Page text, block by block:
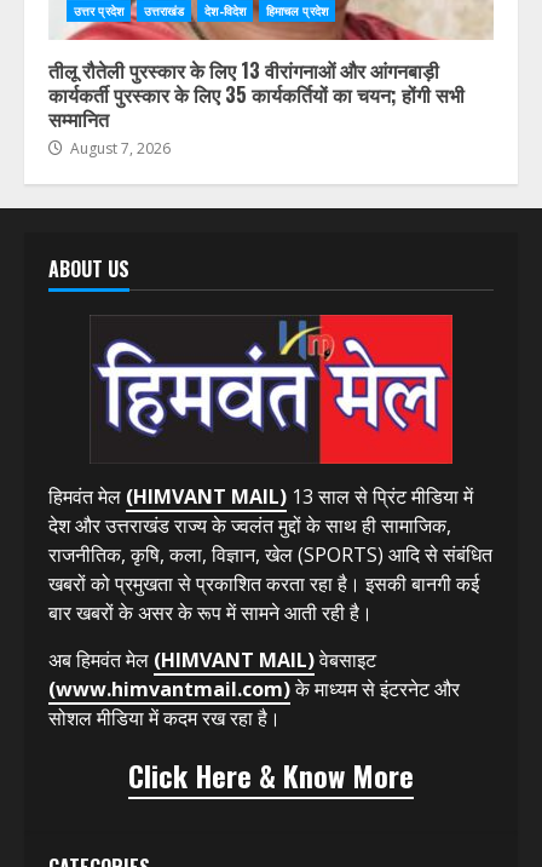
उत्तर प्रदेश उत्तराखंड देश-विदेश हिमाचल प्रदेश
तीलू रौतेली पुरस्कार के लिए 13 वीरांगनाओं और आंगनबाड़ी
कार्यकर्ती पुरस्कार के लिए 35 कार्यकर्तियों का चयन; होंगी सभी
सम्मानित
August 7, 2026
ABOUT US
हिमवंत मेल (HIMVANT MAIL) 13 साल से प्रिंट मीडिया में
देश और उत्तराखंड राज्य के ज्वलंत मुद्दों के साथ ही सामाजिक,
राजनीतिक, कृषि, कला, विज्ञान, खेल (SPORTS) आदि से संबंधित
खबरों को प्रमुखता से प्रकाशित करता रहा है। इसकी बानगी कई
बार खबरों के असर के रूप में सामने आती रही है।
अब हिमवंत मेल (HIMVANT MAIL)वेबसाइट
(www.himvantmail.com)के माध्यम से इंटरनेट और
सोशल मीडिया में कदम रख रहा है।
Click Here & Know More